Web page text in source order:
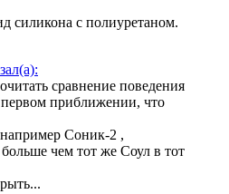
силикона с полиуретаном.
сравнение поведения
приближении, что
например Соник-2 ,
больше чем тот же Соул в тот